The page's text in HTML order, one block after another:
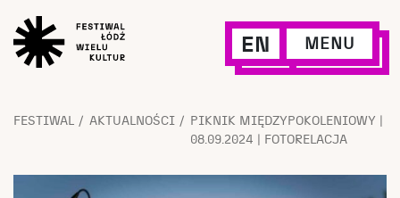
EN MENU
FESTIWAL AKTUALNOŚCI
PIKNIK MIĘDZYPOKOLENIOWY |
08.09.2024 | FOTORELACJA